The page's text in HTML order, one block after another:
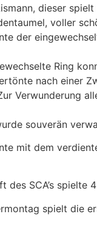
dieser
voller
der
Ring
nach einer
Verwunderung
souverän
mit dem
des SCA’s spielte
spielt die